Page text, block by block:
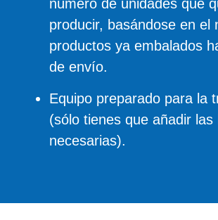
número de unidades que
producir, basándose en el
productos ya embalados
de envío.
Equipo preparado para la
(sólo tienes que añadir las
necesarias).